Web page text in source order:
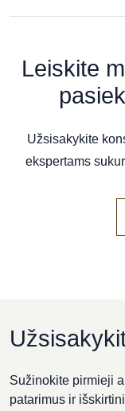
Grožio Studija
Kranto g. 9,
Leiskite
Užsisakykite
ekspertams
Sužinokite pirmieji
patarimus ir